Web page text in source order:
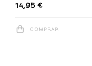
14,95 €
COMPRAR